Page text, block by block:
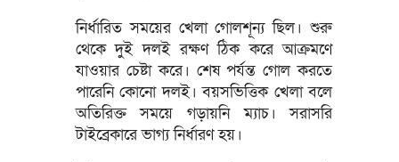
নির্ধারিত সময়ের খেলা গোলশূন্য ছিল। শুরু
থেকে দুই দলই রক্ষণ ঠিক করে আক্রমণে
যাওয়ার চেষ্টা করে। শেষ পর্যন্ত গোল করতে
পারেনি কোনো দলই। বয়সভিত্তিক খেলা বলে
অতিরিক্ত সময়ে গড়ায়নি ম্যাচ। সরাসরি
টাইব্রেকারে ভাগ্য নির্ধারণ হয়।